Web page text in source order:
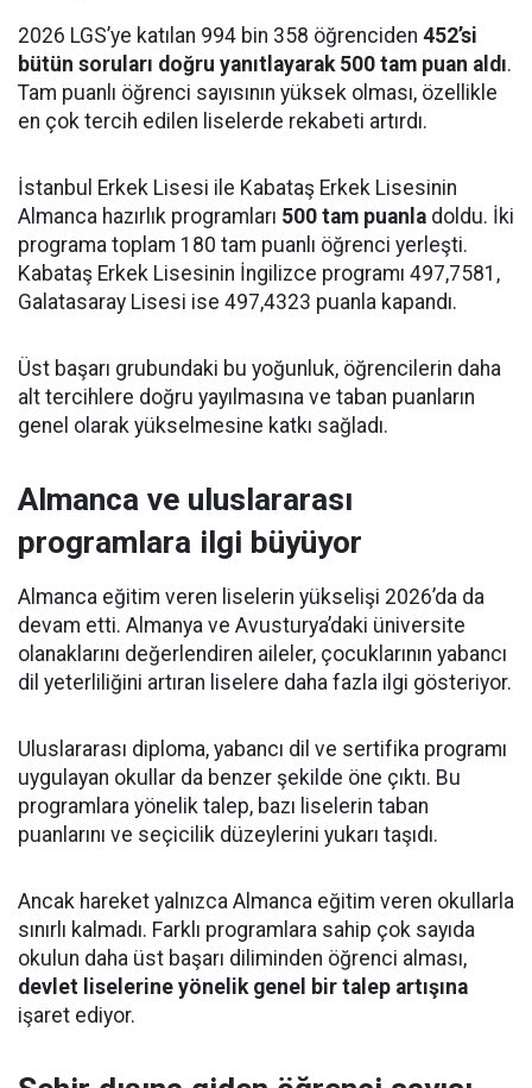
2026 LGS’ye katılan 994 bin 358 öğrenciden 452’si
bütün soruları doğru yanıtlayarak 500 tam puan aldı.
Tam puanlı öğrenci sayısının yüksek olması, özellikle
en çok tercih edilen liselerde rekabeti artırdı.
İstanbul Erkek Lisesi ile Kabataş Erkek Lisesinin
Almanca hazırlık programları 500 tam puanla doldu. İki
programa toplam 180 tam puanlı öğrenci yerleşti.
Kabataş Erkek Lisesinin İngilizce programı 497,7581,
Galatasaray Lisesi ise 497,4323 puanla kapandı.
Üst başarı grubundaki bu yoğunluk, öğrencilerin daha
alt tercihlere doğru yayılmasına ve taban puanların
genel olarak yükselmesine katkı sağladı.
Almanca ve uluslararası
programlara ilgi büyüyor
Almanca eğitim veren liselerin yükselişi 2026’da da
devam etti. Almanya ve Avusturya’daki üniversite
olanaklarını değerlendiren aileler, çocuklarının yabancı
dil yeterliliğini artıran liselere daha fazla ilgi gösteriyor.
Uluslararası diploma, yabancı dil ve sertifika programı
uygulayan okullar da benzer şekilde öne çıktı. Bu
programlara yönelik talep, bazı liselerin taban
puanlarını ve seçicilik düzeylerini yukarı taşıdı.
Ancak hareket yalnızca Almanca eğitim veren okullarla
sınırlı kalmadı. Farklı programlara sahip çok sayıda
okulun daha üst başarı diliminden öğrenci alması,
devlet liselerine yönelik genel bir talep artışına
işaret ediyor.